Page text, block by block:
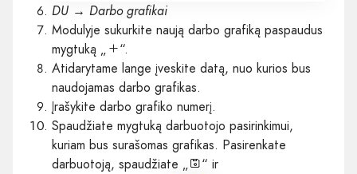
DU → Darbo grafikai
Modulyje sukurkite naują darbo grafiką paspaudus
mygtuką „
“.
Atidarytame lange įveskite datą, nuo kurios bus
naudojamas darbo grafikas.
Įrašykite darbo grafiko numerį.
Spaudžiate mygtuką darbuotojo pasirinkimui,
kuriam bus surašomas grafikas. Pasirenkate
darbuotoją, spaudžiate „
“ ir